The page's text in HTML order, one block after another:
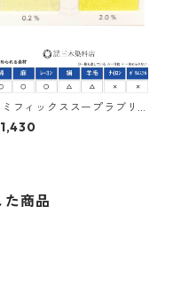
ミフィックススープラブリ
ントエロー3GF150%（黄
｜20g）｜反応染料
商品